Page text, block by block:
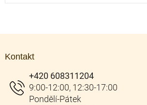
Kontakt
+420 608311204